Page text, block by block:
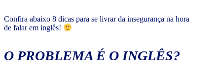
Confira abaixo 8 dicas para se livrar da insegurança na hora
de falar em inglês!
O PROBLEMA É O INGLÊS?